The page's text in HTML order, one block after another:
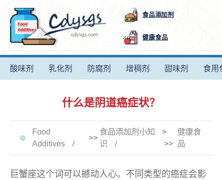
食品添加剂
健康食品
酸味剂 乳化剂 防腐剂 增稠剂 甜味剂 食用
什么是阴道癌症状？
Food
Additives
>>
食品添加剂小知
识
>
>>
健康食
品
巨蟹座这个词可以撼动人心。不同类型的癌症会影